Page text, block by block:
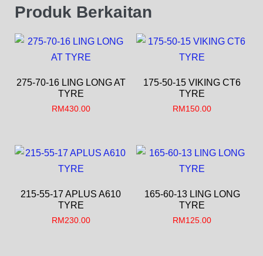
Produk Berkaitan
275-70-16 LING LONG AT
TYRE
RM430.00
175-50-15 VIKING CT6
TYRE
RM150.00
215-55-17 APLUS A610
TYRE
RM230.00
165-60-13 LING LONG
TYRE
RM125.00